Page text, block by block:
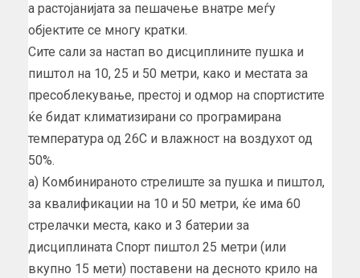
а растојанијата за пешачење внатре меѓу
објектите се многу кратки.
Сите сали за настап во дисциплините пушка и
пиштол на 10, 25 и 50 метри, како и местата за
пресоблекување, престој и одмор на спортистите
ќе бидат климатизирани со програмирана
температура од 26С и влажност на воздухот од
50%.
а) Комбинираното стрелиште за пушка и пиштол,
за квалификации на 10 и 50 метри, ќе има 60
стрелачки места, како и 3 батерии за
дисциплината Спорт пиштол 25 метри (или
вкупно 15 мети) поставени на десното крило на